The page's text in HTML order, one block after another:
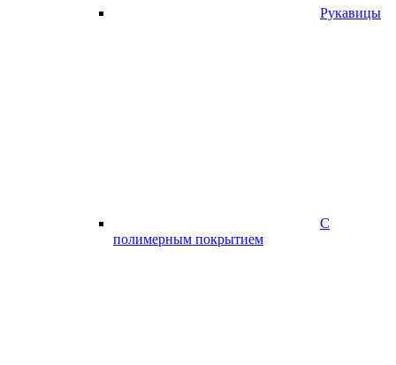
Рукавицы
С
полимерным покрытием